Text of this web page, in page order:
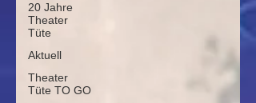
20 Jahre
Theater
Tüte
Aktuell
Theater
Tüte TO GO